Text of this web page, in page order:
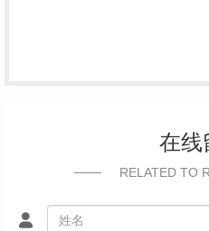
在线
RELATED TO